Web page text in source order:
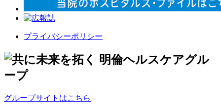
プライバシーポリシー
グループサイトはこちら